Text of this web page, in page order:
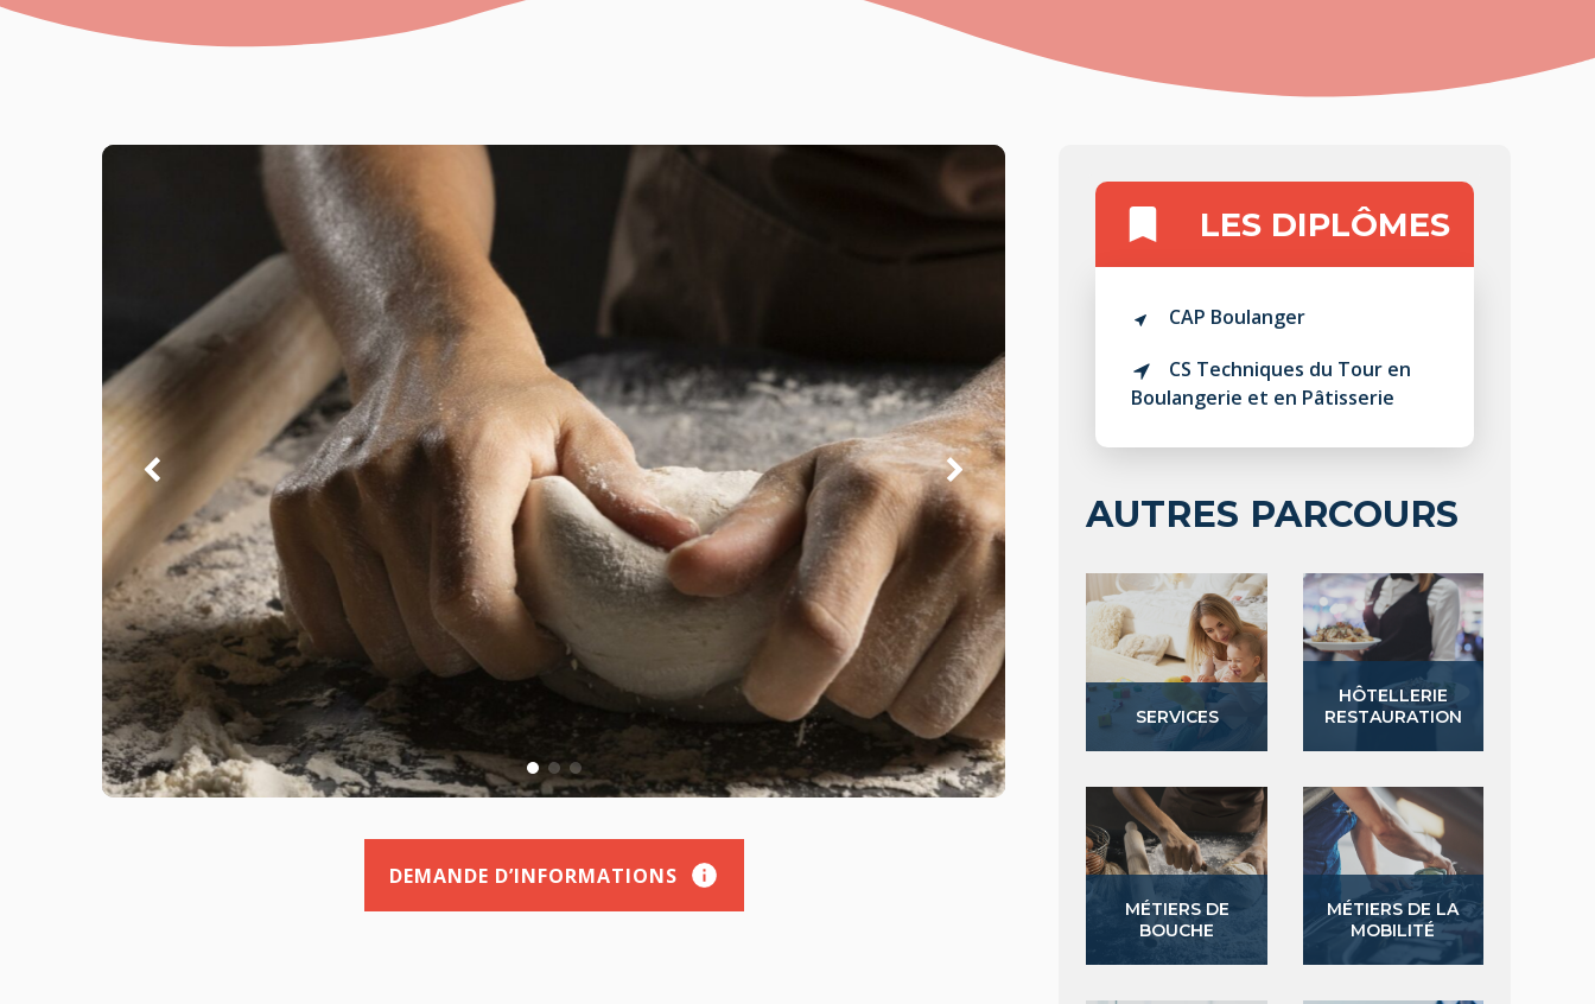
DEMANDE D’INFORMATIONS
LES DIPLÔMES
CAP Boulanger
CS Techniques du Tour en
Boulangerie et en Pâtisserie
AUTRES PARCOURS
SERVICES
HÔTELLERIE
RESTAURATION
MÉTIERS DE
BOUCHE
MÉTIERS DE LA
MOBILITÉ